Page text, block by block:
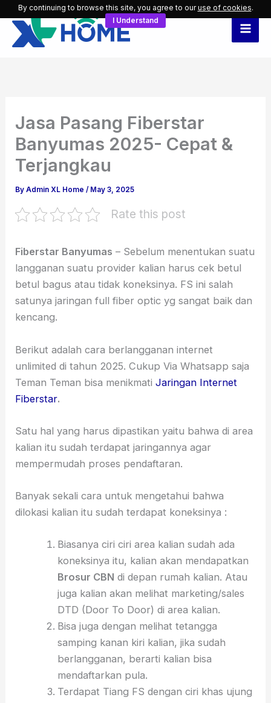
Skip
content
Jasa Pasang Fiberstar
Banyumas 2025- Cepat &
Terjangkau
ByAdmin XL Home/ May 3, 2025
Rate this post
Fiberstar Banyumas – Sebelum menentukan suatu
langganan suatu provider kalian harus cek betul
betul bagus atau tidak koneksinya. FS ini salah
satunya jaringan full fiber optic yg sangat baik dan
kencang.
Berikut adalah cara berlangganan internet
unlimited di tahun 2025. Cukup Via Whatsapp saja
Teman Teman bisa menikmatiJaringan Internet
Fiberstar.
Satu hal yang harus dipastikan yaitu bahwa di area
kalian itu sudah terdapat jaringannya agar
mempermudah proses pendaftaran.
Banyak sekali cara untuk mengetahui bahwa
dilokasi kalian itu sudah terdapat koneksinya :
Biasanya ciri ciri area kalian sudah ada
koneksinya itu, kalian akan mendapatkan
Brosur CBN di depan rumah kalian. Atau
juga kalian akan melihat marketing/sales
DTD (Door To Door) di area kalian.
Bisa juga dengan melihat tetangga
samping kanan kiri kalian, jika sudah
berlangganan, berarti kalian bisa
mendaftarkan pula.
Terdapat Tiang FS dengan ciri khas ujung
By continuing to browse this site, you agree to ouruse of cookies.
I Understand